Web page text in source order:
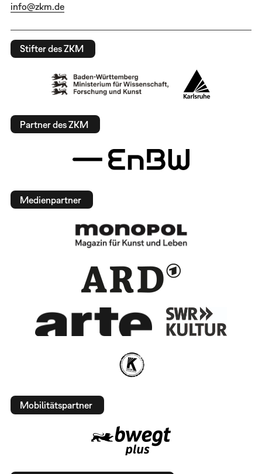
info@zkm.de
Stifter des ZKM
Partner des ZKM
Medienpartner
Mobilitätspartner